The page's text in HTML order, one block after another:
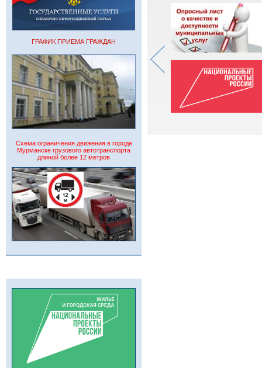
ГРАФИК ПРИЕМА ГРАЖДАН
Схема ограничения движения в городе
Мурманске грузового автотранспорта
длиной более 12 метров